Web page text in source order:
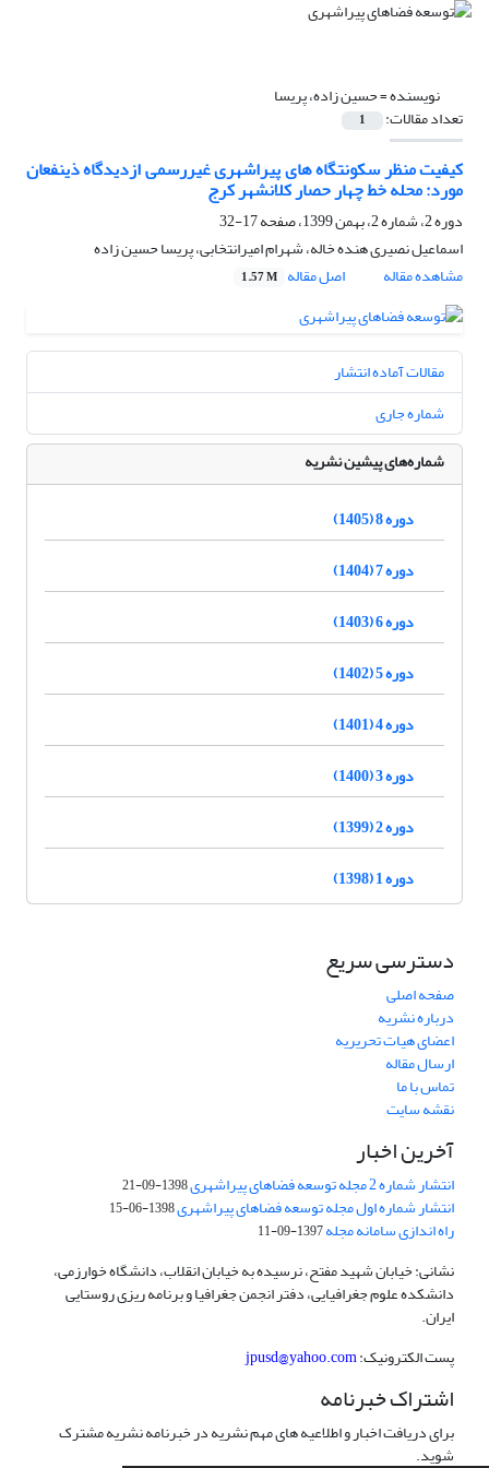
نویسنده =حسین زاده، پریسا
تعداد مقالات: 1
کیفیت منظر سکونتگاه های پیراشهری غیررسمی ازدیدگاه ذینفعان
مورد: محله خط چهار حصار کلانشهر کرج
دوره 2، شماره 2، بهمن 1399، صفحه
17-32
اسماعیل نصیری هنده خاله، شهرام امیرانتخابی، پریسا حسین زاده
مشاهده مقاله
اصل مقاله 1.57 M
مقالات آماده انتشار
شماره جاری
شماره‌های پیشین نشریه
دوره 8 (1405)
دوره 7 (1404)
دوره 6 (1403)
دوره 5 (1402)
دوره 4 (1401)
دوره 3 (1400)
دوره 2 (1399)
دوره 1 (1398)
دسترسی سریع
صفحه اصلی
درباره نشریه
اعضای هیات تحریریه
ارسال مقاله
تماس با ما
نقشه سایت
آخرین اخبار
انتشار شماره 2 مجله توسعه فضاهای پیراشهری 1398-09-21
انتشار شماره اول مجله توسعه فضاهای پیراشهری1398-06-15
راه اندازی سامانه مجله1397-09-11
نشانی: خیابان شهید مفتح، نرسیده به خیابان انقلاب، دانشگاه خوارزمی،
دانشکده علوم جغرافیایی، دفتر انجمن جغرافیا و برنامه ریزی روستایی
ایران.
پست الکترونیک:jpusd@yahoo.com
اشتراک خبرنامه
برای دریافت اخبار و اطلاعیه های مهم نشریه در خبرنامه نشریه مشترک
شوید.